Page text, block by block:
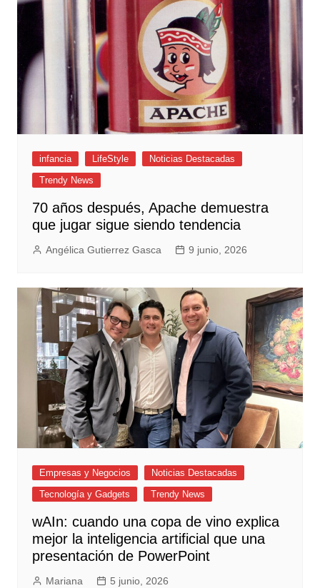
infancia LifeStyle
Noticias Destacadas
Trendy News
70 años después, Apache demuestra
que jugar sigue siendo tendencia
Angélica Gutierrez Gasca 9 junio, 2026
Empresas y Negocios
Noticias Destacadas
Tecnología y Gadgets
Trendy News
wAIn: cuando una copa de vino explica
mejor la inteligencia artificial que una
presentación de PowerPoint
Mariana 5 junio, 2026